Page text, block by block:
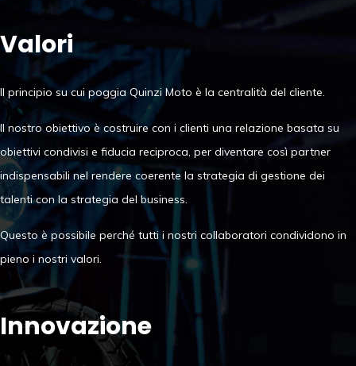
Valori
Il principio su cui poggia Quinzi Moto è la centralità del cliente.
Il nostro obiettivo è costruire con i clienti una relazione basata su
obiettivi condivisi e fiducia reciproca, per diventare così partner
indispensabili nel rendere coerente la strategia di gestione dei
talenti con la strategia del business.
Questo è possibile perché tutti i nostri collaboratori condividono in
pieno i nostri valori.
Innovazione